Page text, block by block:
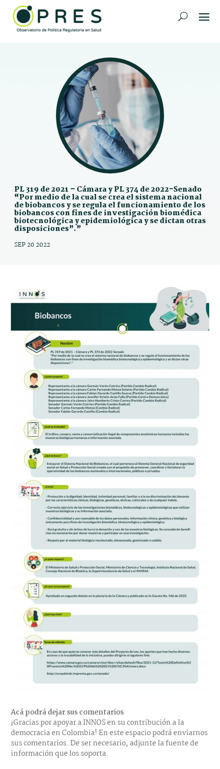
PL 319 de 2021 – Cámara y PL 374 de 2022-Senado
“Por medio de la cual se crea el sistema nacional
de biobancos y se regula el funcionamiento de los
biobancos con fines de investigación biomédica
biotecnológica y epidemiológica y se dictan otras
disposiciones”.”
SEP 20 2022
Acá podrá dejar sus comentarios
¡Gracias por apoyar a INNOS en su contribución a la
democracia en Colombia! En este espacio podrá enviarnos
sus comentarios. De ser necesario, adjunte la fuente de
información que los soporta.